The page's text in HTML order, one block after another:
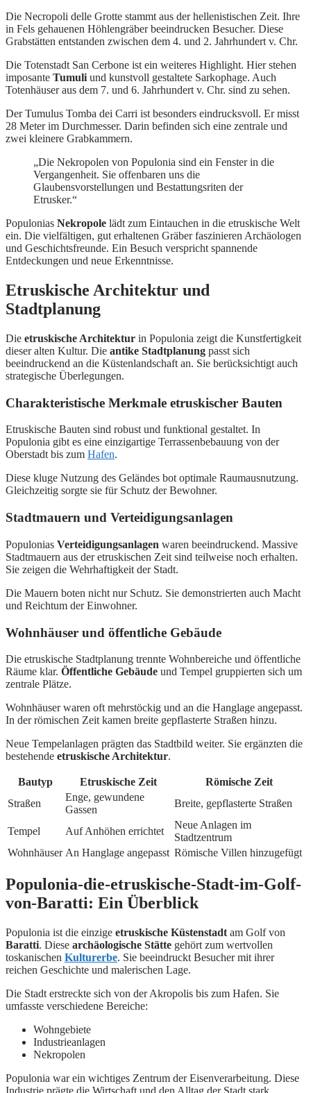
Die Necropoli delle Grotte stammt aus der hellenistischen Zeit. Ihre
in Fels gehauenen Höhlengräber beeindrucken Besucher. Diese
Grabstätten entstanden zwischen dem 4. und 2. Jahrhundert v. Chr.
Die Totenstadt San Cerbone ist ein weiteres Highlight. Hier stehen
imposante Tumuli und kunstvoll gestaltete Sarkophage. Auch
Totenhäuser aus dem 7. und 6. Jahrhundert v. Chr. sind zu sehen.
Der Tumulus Tomba dei Carri ist besonders eindrucksvoll. Er misst
28 Meter im Durchmesser. Darin befinden sich eine zentrale und
zwei kleinere Grabkammern.
„Die Nekropolen von Populonia sind ein Fenster in die
Vergangenheit. Sie offenbaren uns die
Glaubensvorstellungen und Bestattungsriten der
Etrusker.“
Populonias Nekropole lädt zum Eintauchen in die etruskische Welt
ein. Die vielfältigen, gut erhaltenen Gräber faszinieren Archäologen
und Geschichtsfreunde. Ein Besuch verspricht spannende
Entdeckungen und neue Erkenntnisse.
Etruskische Architektur und
Stadtplanung
Die etruskische Architektur in Populonia zeigt die Kunstfertigkeit
dieser alten Kultur. Die antike Stadtplanung passt sich
beeindruckend an die Küstenlandschaft an. Sie berücksichtigt auch
strategische Überlegungen.
Charakteristische Merkmale etruskischer Bauten
Etruskische Bauten sind robust und funktional gestaltet. In
Populonia gibt es eine einzigartige Terrassenbebauung von der
Oberstadt bis zum Hafen.
Diese kluge Nutzung des Geländes bot optimale Raumausnutzung.
Gleichzeitig sorgte sie für Schutz der Bewohner.
Stadtmauern und Verteidigungsanlagen
Populonias Verteidigungsanlagen waren beeindruckend. Massive
Stadtmauern aus der etruskischen Zeit sind teilweise noch erhalten.
Sie zeigen die Wehrhaftigkeit der Stadt.
Die Mauern boten nicht nur Schutz. Sie demonstrierten auch Macht
und Reichtum der Einwohner.
Wohnhäuser und öffentliche Gebäude
Die etruskische Stadtplanung trennte Wohnbereiche und öffentliche
Räume klar. Öffentliche Gebäude und Tempel gruppierten sich um
zentrale Plätze.
Wohnhäuser waren oft mehrstöckig und an die Hanglage angepasst.
In der römischen Zeit kamen breite gepflasterte Straßen hinzu.
Neue Tempelanlagen prägten das Stadtbild weiter. Sie ergänzten die
bestehende etruskische Architektur.
Bautyp Etruskische Zeit
Römische Zeit
Straßen
Enge, gewundene
Gassen
Breite, gepflasterte Straßen
Tempel Auf Anhöhen errichtet
Neue Anlagen im
Stadtzentrum
Wohnhäuser An Hanglage angepasst Römische Villen hinzugefügt
Populonia-die-etruskische-Stadt-im-Golf-
von-Baratti: Ein Überblick
Populonia ist die einzige etruskische Küstenstadt am Golf von
Baratti. Diese archäologische Stätte gehört zum wertvollen
toskanischen Kulturerbe. Sie beeindruckt Besucher mit ihrer
reichen Geschichte und malerischen Lage.
Die Stadt erstreckte sich von der Akropolis bis zum Hafen. Sie
umfasste verschiedene Bereiche:
Wohngebiete
Industrieanlagen
Nekropolen
Populonia war ein wichtiges Zentrum der Eisenverarbeitung. Diese